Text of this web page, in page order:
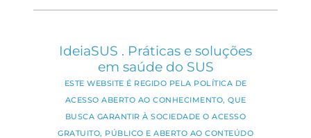
IdeiaSUS . Práticas e soluções
em saúde do SUS
ESTE WEBSITE É REGIDO PELA POLÍTICA DE
ACESSO ABERTO AO CONHECIMENTO, QUE
BUSCA GARANTIR À SOCIEDADE O ACESSO
GRATUITO, PÚBLICO E ABERTO AO CONTEÚDO